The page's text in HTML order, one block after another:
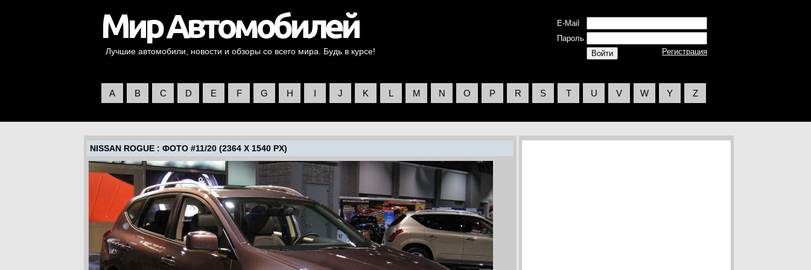
Лучшие автомобили, новости и обзоры со всего мира. Будь в курсе!
E-Mail
Пароль
Регистрация
A B C D E F G H I J K L M N O P R S T U V W Y Z
NISSAN ROGUE: ФОТО #11/20 (2364 X 1540 PX)